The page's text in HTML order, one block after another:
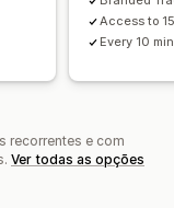
Access to
Every 10
recorrentes e com
Ver todas as opções